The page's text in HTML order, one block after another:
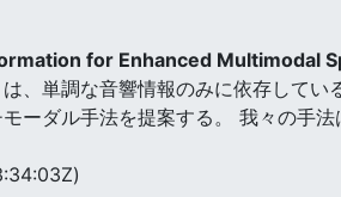
for Enhanced Multimodal
、単調な音響情報のみに依存して
ーダル手法を提案する。 我々の手